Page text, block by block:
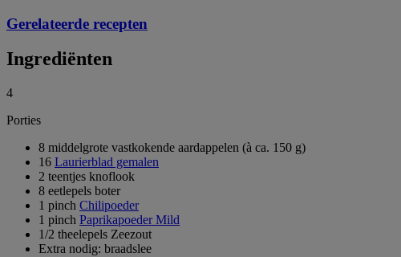
Gerelateerde recepten
Ingrediënten
4
Porties
8 middelgrote vastkokende aardappelen (à ca. 150 g)
16 Laurierblad gemalen
2 teentjes knoflook
8 eetlepels boter
1 pinch Chilipoeder
1 pinch Paprikapoeder Mild
1/2 theelepels Zeezout
Extra nodig: braadslee